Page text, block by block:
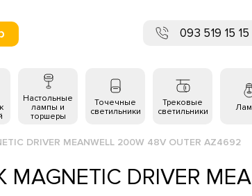
093 519 15 15
Настольные
лампы и
торшеры
Точечные
светильники
Трековые
светильники
DRIVER MEANWELL 200W 48V OUTER AZ4692
DRIVER